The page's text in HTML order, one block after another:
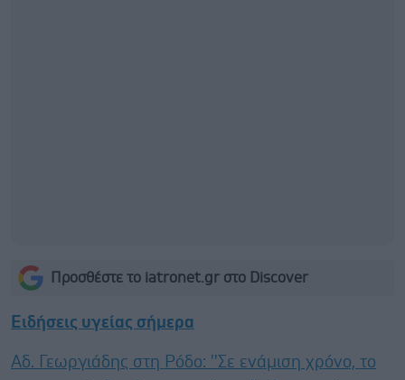
Προσθέστε το iatronet.gr στο Discover
Ειδήσεις υγείας σήμερα
Αδ. Γεωργιάδης στη Ρόδο: ''Σε ενάμιση χρόνο, το